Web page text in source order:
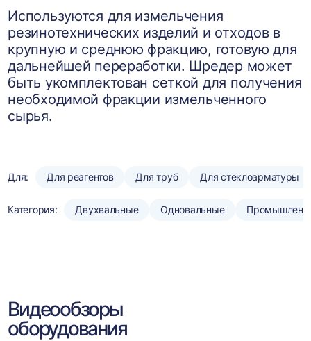
Используются для измельчения
резинотехнических изделий и отходов в
крупную и среднюю фракцию, готовую для
дальнейшей переработки. Шредер может
быть укомплектован сеткой для получения
необходимой фракции измельченного
сырья.
Для: Для реагентов Для труб Для стеклоарматуры
Категория: Двухвальные Одновальные
Видеообзоры
оборудования